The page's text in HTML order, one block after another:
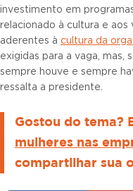
investimento em
relacionado à cultura e aos
aderentes à cultura da
exigidas para a vaga, mas,
sempre houve e sempre
ressalta a presidente.
Gostou do tema?
mulheres nas
compartilhar sua